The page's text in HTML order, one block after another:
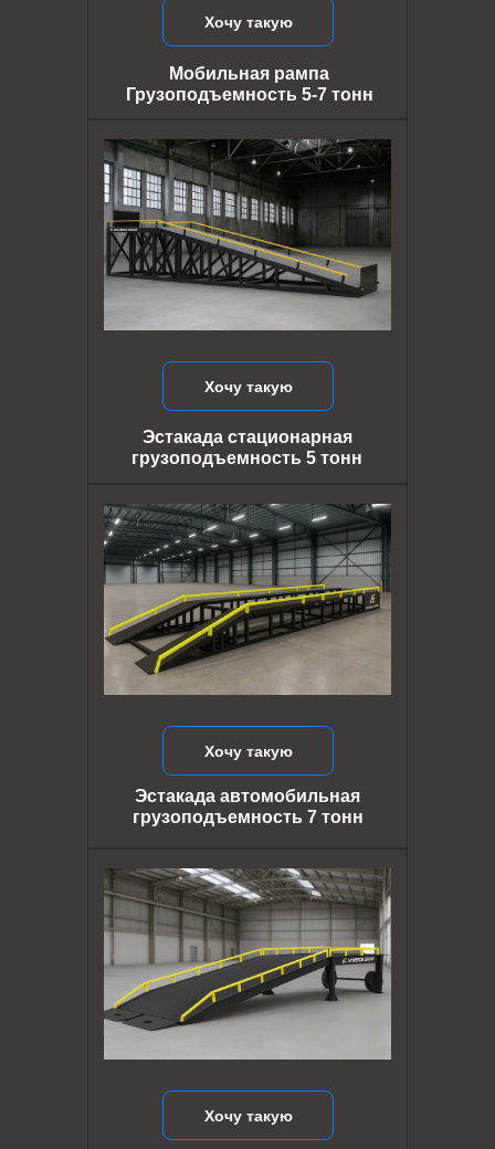
Хочу такую
Хочу такую
Эстакада автомобильная
грузоподъемность 7 тонн
Хочу такую
Эстакада стационарная
грузоподъемность 5 тонн
Хочу такую
Мобильная рампа
Грузоподъемность 5-7 тонн